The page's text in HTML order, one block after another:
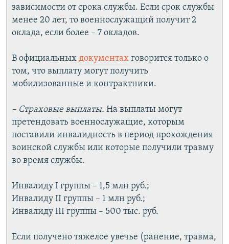
зависимости от срока службы. Если срок службы
менее 20 лет, то военнослужащий получит 2
оклада, если более – 7 окладов.
В официальных документах говорится только о
том, что выплату могут получить
мобилизованные и контрактники.
– Страховые выплаты. На выплаты могут
претендовать военнослужащие, которым
поставили инвалидность в период прохождения
воинской службы или которые получили травму
во время службы.
Инвалиду I группы – 1,5 млн руб.;
Инвалиду II группы – 1 млн руб.;
Инвалиду III группы – 500 тыс. руб.
Если получено тяжелое увечье (ранение, травма,